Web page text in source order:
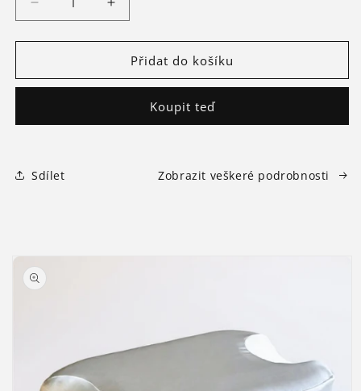
množství
produktu
polštář
Zvýšit
množství
produktu
Protivráskový
polštář
Přidat do košíku
Koupit teď
Sdílet Zobrazit veškeré podrobnosti
informace
o
produktu